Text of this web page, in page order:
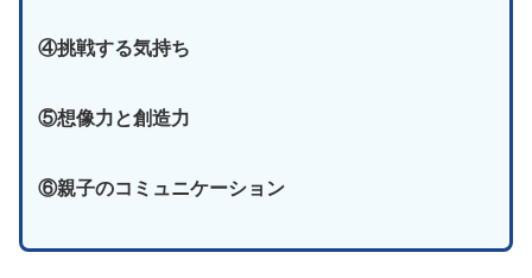
④挑戦する気持ち
⑤想像力と創造力
⑥親子のコミュニケーション